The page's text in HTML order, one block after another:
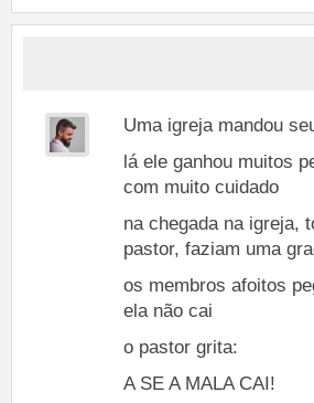
Uma igreja mandou
lá ele ganhou muitos
com muito cuidado
na chegada na igreja,
pastor, faziam uma
os membros afoitos
ela não cai
o pastor grita:
A SE A MALA CAI!